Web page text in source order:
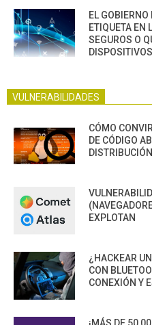
EL GOBIERNO
ETIQUETA EN
SEGUROS O
VULNERABILIDADES
CÓMO
DE CÓDIGO
EXPLOTAN
¿HACKEAR
CON
CONEXIÓN Y